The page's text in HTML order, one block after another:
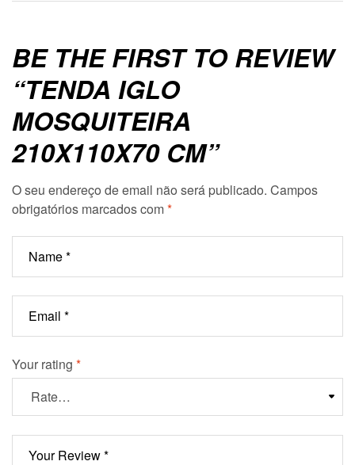
BE THE FIRST TO REVIEW
“TENDA IGLO
MOSQUITEIRA
210X110X70 CM”
O seu endereço de email não será publicado. Campos
obrigatórios marcados com*
Your rating *